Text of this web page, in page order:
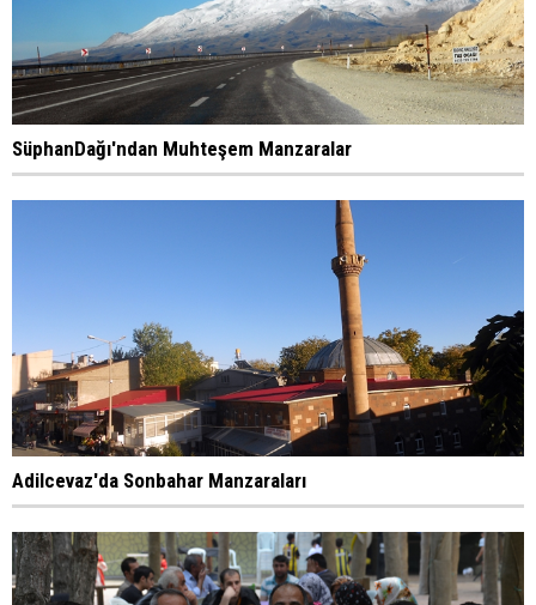
SüphanDağı'ndan Muhteşem Manzaralar
Adilcevaz'da Sonbahar Manzaraları